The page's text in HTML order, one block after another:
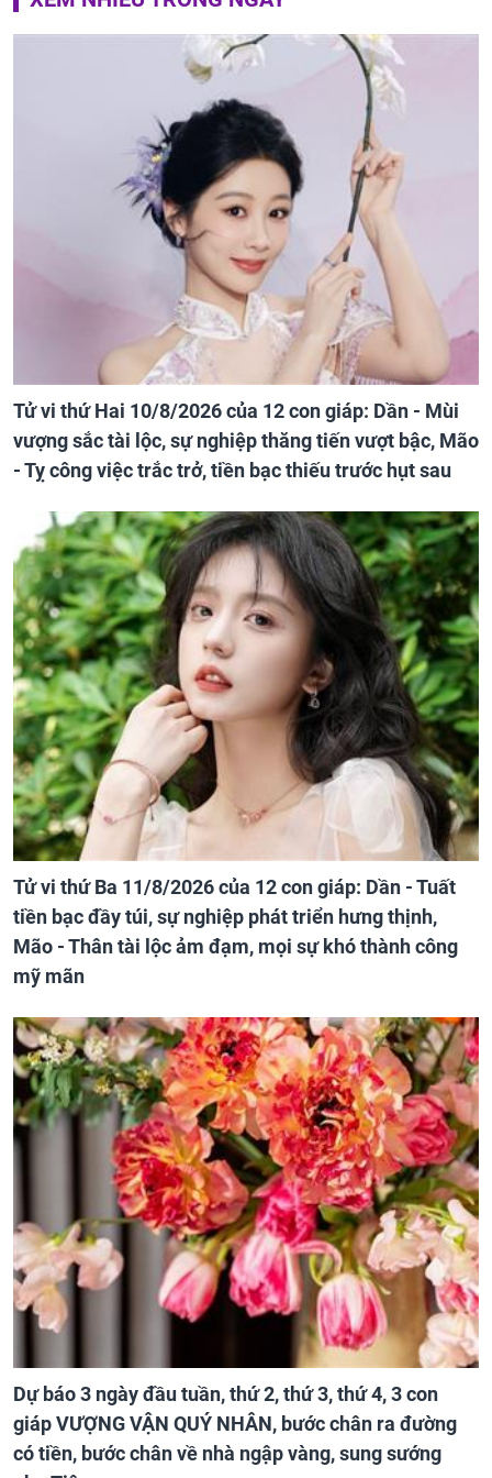
Tử vi thứ Hai 10/8/2026 của 12 con giáp: Dần - Mùi
vượng sắc tài lộc, sự nghiệp thăng tiến vượt bậc, Mão
- Tỵ công việc trắc trở, tiền bạc thiếu trước hụt sau
Tử vi thứ Ba 11/8/2026 của 12 con giáp: Dần - Tuất
tiền bạc đầy túi, sự nghiệp phát triển hưng thịnh,
Mão - Thân tài lộc ảm đạm, mọi sự khó thành công
mỹ mãn
Dự báo 3 ngày đầu tuần, thứ 2, thứ 3, thứ 4, 3 con
giáp VƯỢNG VẬN QUÝ NHÂN, bước chân ra đường
có tiền, bước chân về nhà ngập vàng, sung sướng